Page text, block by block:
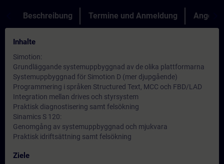
Beschreibung Termine und Anmeldung Angebot
Inhalte
Simotion:
Grundläggande systemuppbyggnad av de olika plattformarna
Systemuppbyggnad för Simotion D (mer djupgående)
Programmering i språken Structured Text, MCC och FBD/LAD
Integration mellan drives och styrsystem
Praktisk diagnostisering samt felsökning
Sinamics S 120:
Genomgång av systemuppbyggnad och mjukvara
Praktisk idriftsättning samt felsökning
Ziele